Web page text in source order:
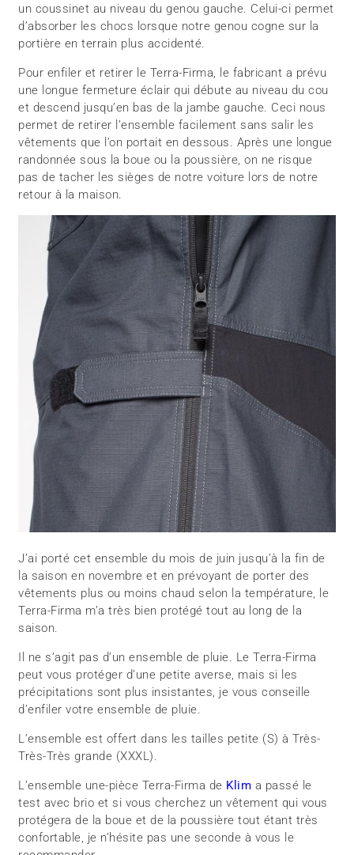
un coussinet au niveau du genou gauche. Celui-ci permet
d’absorber les chocs lorsque notre genou cogne sur la
portière en terrain plus accidenté.
Pour enfiler et retirer le Terra-Firma, le fabricant a prévu
une longue fermeture éclair qui débute au niveau du cou
et descend jusqu’en bas de la jambe gauche. Ceci nous
permet de retirer l’ensemble facilement sans salir les
vêtements que l’on portait en dessous. Après une longue
randonnée sous la boue ou la poussière, on ne risque
pas de tacher les sièges de notre voiture lors de notre
retour à la maison.
J’ai porté cet ensemble du mois de juin jusqu’à la fin de
la saison en novembre et en prévoyant de porter des
vêtements plus ou moins chaud selon la température, le
Terra-Firma m’a très bien protégé tout au long de la
saison.
Il ne s’agit pas d’un ensemble de pluie. Le Terra-Firma
peut vous protéger d’une petite averse, mais si les
précipitations sont plus insistantes, je vous conseille
d’enfiler votre ensemble de pluie.
L’ensemble est offert dans les tailles petite (S) à Très-
Très-Très grande (XXXL).
L’ensemble une-pièce Terra-Firma de Klim a passé le
test avec brio et si vous cherchez un vêtement qui vous
protégera de la boue et de la poussière tout étant très
confortable, je n’hésite pas une seconde à vous le